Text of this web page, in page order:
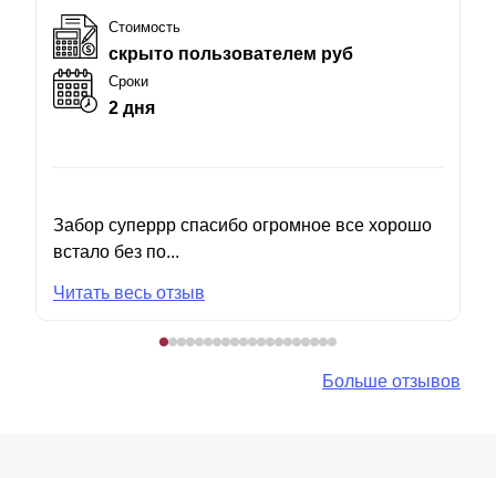
Стоимость
скрыто пользователем руб
Сроки
2 дня
Забор суперрр спасибо огромное все хорошо
встало без по...
Читать весь отзыв
Больше отзывов